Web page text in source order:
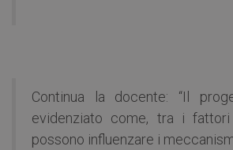
Continua la docente: “Il
evidenziato come, tra i
possono influenzare i